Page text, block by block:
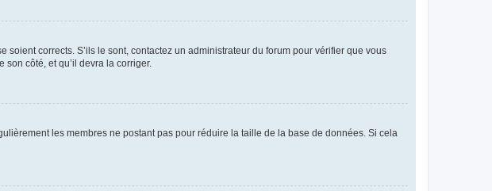
corrects. S’ils le sont, contactez un administrateur du forum pour vérifier que vous
côté, et qu’il devra la corriger.
les membres ne postant pas pour réduire la taille de la base de données. Si cela